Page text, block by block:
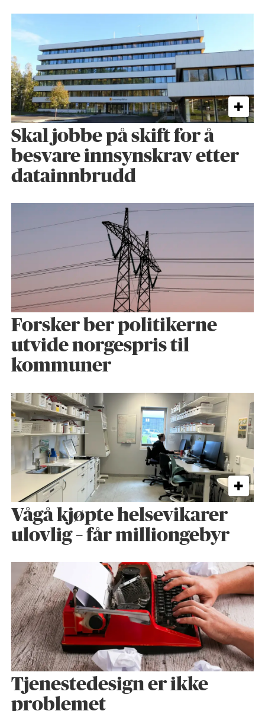
Skal jobbe på skift for å
besvare innsynskrav etter
datainnbrudd
Forsker ber politikerne
utvide norgespris til
kommuner
Vågå kjøpte helse­vikarer
ulovlig – får milliongebyr
Tjenestedesign er ikke
problemet